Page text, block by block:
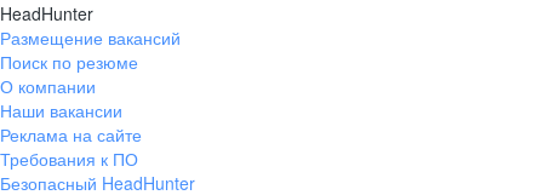
HeadHunter
Размещение вакансий
Поиск по резюме
О компании
Наши вакансии
Реклама на сайте
Требования к ПО
Безопасный HeadHunter